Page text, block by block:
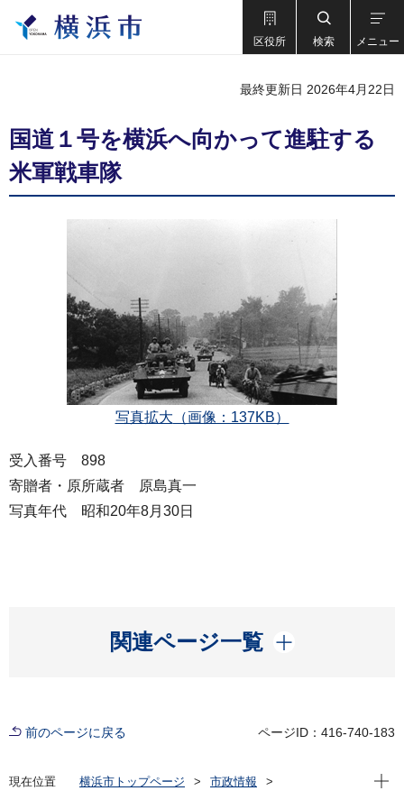
区役所 検索 メニュー
最終更新日 2026年4月22日
国道１号を横浜へ向かって進駐する
米軍戦車隊
写真拡大 （画像：137KB）
受入番号 898
寄贈者・原所蔵者 原島真一
写真年代 昭和20年8月30日
関連ページ一覧
開く
前のページに戻る ページID：416-740-183
現在位置 横浜市トップページ
市政情報
現在